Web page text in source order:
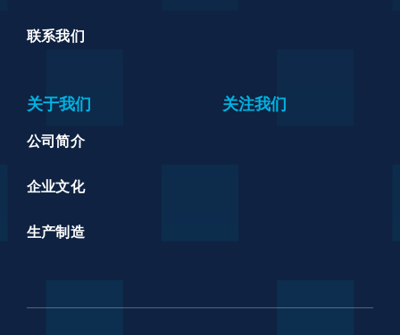
联系我们
关于我们
公司简介
企业文化
生产制造
关注我们